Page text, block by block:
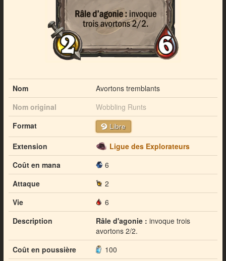
Nom
Avortons tremblants
Nom original
Wobbling Runts
Format
Libre
Extension
Ligue des Explorateurs
Coût en mana
6
Attaque
2
Vie
6
Description
Râle d'agonie : invoque trois
avortons 2/2.
Coût en poussière
100